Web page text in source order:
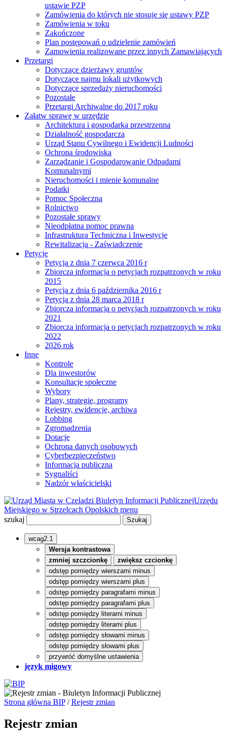
ustawie PZP
Zamówienia do których nie stosuje się ustawy PZP
Zamówienia w toku
Zakończone
Plan postępowań o udzielenie zamówień
Zamowienia realizowane przez innych Zamawiających
Przetargi
Dotyczące dzierżawy gruntów
Dotyczące najmu lokali użytkowych
Dotyczące sprzedaży nieruchomości
Pozostałe
Przetargi Archiwalne do 2017 roku
Załatw sprawę w urzędzie
Architektura i gospodarka przestrzenna
Działalność gospodarcza
Urząd Stanu Cywilnego i Ewidencji Ludności
Ochrona środowiska
Zarządzanie i Gospodarowanie Odpadami
Komunalnymi
Nieruchomości i mienie komunalne
Podatki
Pomoc Społeczna
Rolnictwo
Pozostałe sprawy
Nieodpłatna pomoc prawna
Infrastruktura Techniczna i Inwestycje
Rewitalizacja - Zaświadczenie
Petycje
Petycja z dnia 7 czerwca 2016 r
Zbiorcza informacja o petycjach rozpatrzonych w roku
2015
Petycja z dnia 6 października 2016 r
Petycja z dnia 28 marca 2018 r
Zbiorcza informacja o petycjach rozpatrzonych w roku
2021
Zbiorcza informacja o petycjach rozpatrzonych w roku
2022
2026 rok
Inne
Kontrole
Dla inwestorów
Konsultacje społeczne
Wybory
Plany, strategie, programy
Rejestry, ewidencje, archiwa
Lobbing
Zgromadzenia
Dotacje
Ochrona danych osobowych
Cyberbezpieczeństwo
Informacja publiczna
Sygnaliści
Nadzór właścicielski
Biuletyn Informacji PublicznejUrzędu
Miejskiego w Strzelcach Opolskich menu
szukaj
wcag2.1
Wersja kontrastowa
zmniej szczcionkę
zwiększ czcionkę
odstęp pomiędzy wierszami minus
odstęp pomiędzy wierszami plus
odstęp pomiędzy paragrafami minus
odstęp pomiędzy paragrafami plus
odstęp pomiędzy literami minus
odstęp pomiędzy literami plus
odstęp pomiędzy słowami minus
odstęp pomiędzy słowami plus
przywróć domyślne ustawienia
język migowy
Strona główna BIP/Rejestr zmian
Rejestr zmian